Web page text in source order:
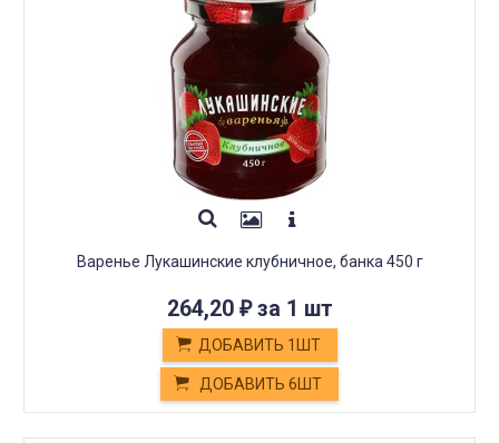
Варенье Лукашинские клубничное, банка 450 г
264,20 ₽за 1 шт
ДОБАВИТЬ 1ШТ
ДОБАВИТЬ 6ШТ